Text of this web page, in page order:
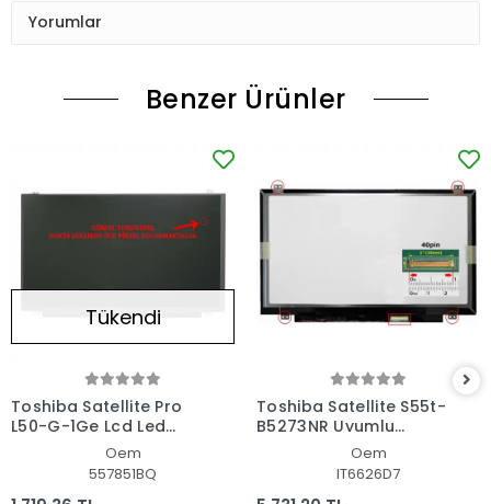
Yorumlar
Benzer Ürünler
Tükendi
Toshiba Satellite Pro
L50-G-1Ge Lcd Led
Ekran - PanelOem
557851BQ
Toshiba Satellite S55t-
B5273NR Uyumlu
Notebook Led Ekran
Oem
IT6626D7